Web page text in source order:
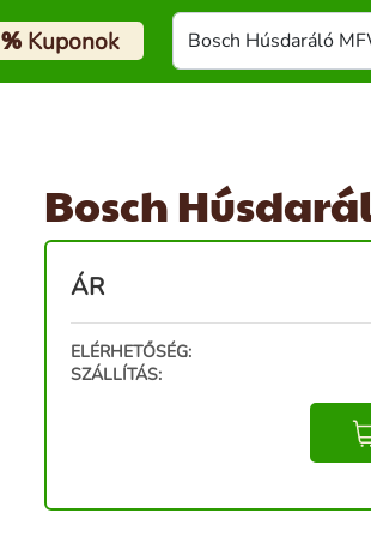
%Kuponok
Bosch
ÁR
ELÉRHETŐSÉG:
SZÁLLÍTÁS: